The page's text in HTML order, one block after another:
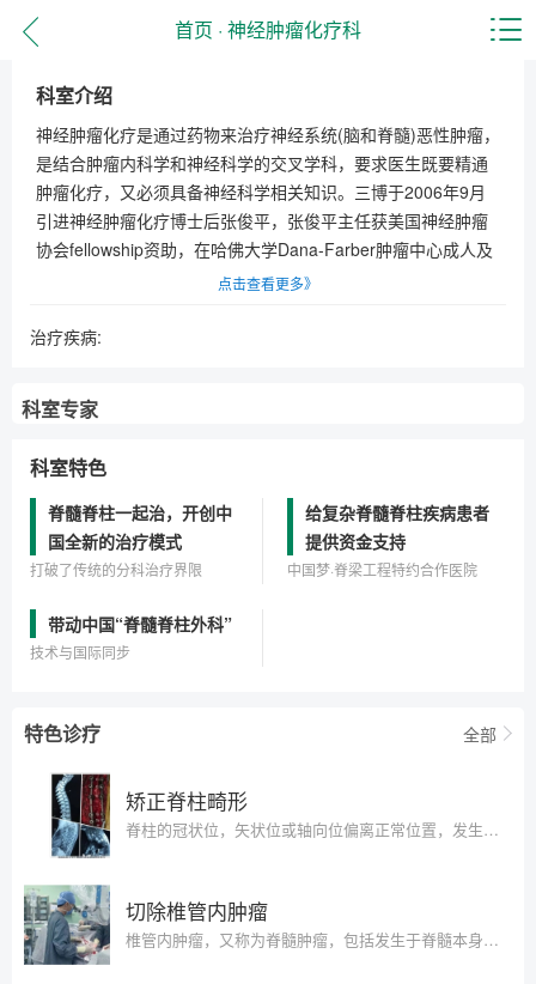
首页 · 神经肿瘤化疗科
科室介绍
神经肿瘤化疗是通过药物来治疗神经系统(脑和脊髓)恶性肿瘤，
是结合肿瘤内科学和神经科学的交叉学科，要求医生既要精通
肿瘤化疗，又必须具备神经科学相关知识。三博于2006年9月
引进神经肿瘤化疗博士后张俊平，张俊平主任获美国神经肿瘤
协会fellowship资助，在哈佛大学Dana-Farber肿瘤中心成人及
儿童神经肿瘤化疗科培训一年，是国内少有的、经过肿瘤内科
点击查看更多》
治疗疾病:
科室专家
科室特色
脊髓脊柱一起治，开创中
国全新的治疗模式
打破了传统的分科治疗界限
给复杂脊髓脊柱疾病患者
提供资金支持
中国梦·脊梁工程特约合作医院
带动中国“脊髓脊柱外科”
技术与国际同步
特色诊疗 全部
矫正脊柱畸形
脊柱的冠状位，矢状位或轴向位偏离正常位置，发生形态上异常的表现，称为脊柱畸形。脊柱畸形的原因考虑，可以分为特发
切除椎管内肿瘤
椎管内肿瘤，又称为脊髓肿瘤，包括发生于脊髓本身及椎管内与脊髓临近的各种组织(如神经根、硬脊膜、血管、脂肪组织、